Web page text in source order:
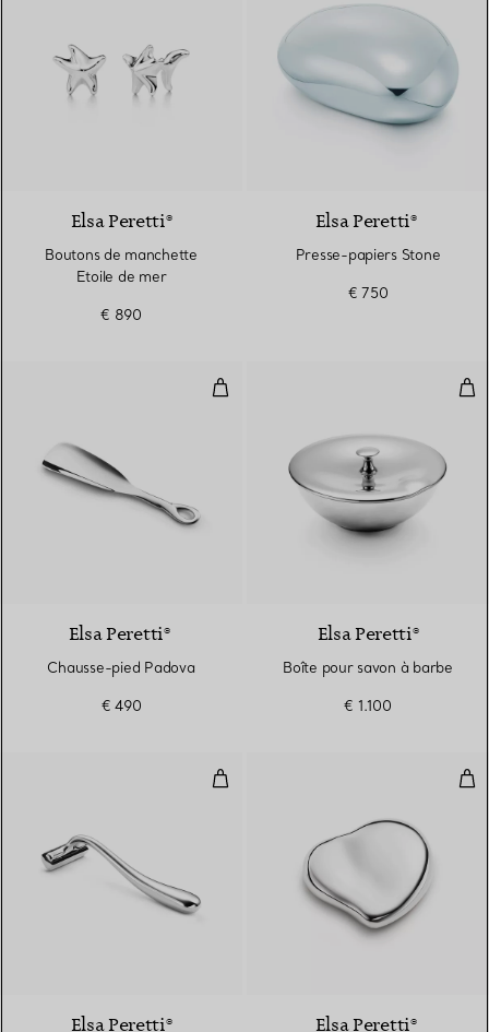
Elsa Peretti®
Boutons de manchette
Etoile de mer
€ 890
Elsa Peretti®
Presse-papiers Stone
€ 750
Chausse-pied Padova
Elsa Peretti®
Chausse-pied Padova
€ 490
Elsa Peretti®
Boîte pour savon à barbe
€ 1.100
Rasoir
Elsa Peretti® Elsa Peretti®